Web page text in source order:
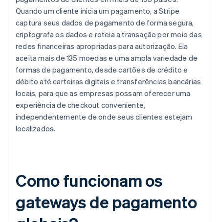
Quando um cliente inicia um pagamento, a Stripe
captura seus dados de pagamento de forma segura,
criptografa os dados e roteia a transação por meio das
redes financeiras apropriadas para autorização. Ela
aceita mais de 135 moedas e uma ampla variedade de
formas de pagamento, desde cartões de crédito e
débito até carteiras digitais e transferências bancárias
locais, para que as empresas possam oferecer uma
experiência de checkout conveniente,
independentemente de onde seus clientes estejam
localizados.
Como funcionam os
gateways de pagamento